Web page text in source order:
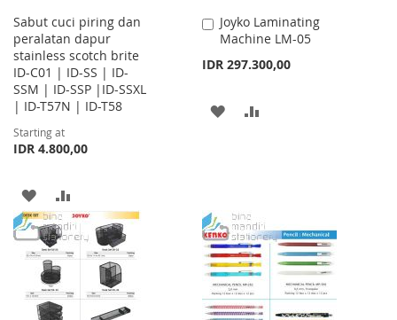
Sabut cuci piring dan
peralatan dapur
stainless scotch brite
ID-C01 | ID-SS | ID-
SSM | ID-SSP |ID-SSXL
| ID-T57N | ID-T58
Starting at
IDR 4.800,00
ADD
TO
WISH
LIST
TO
COMPARE
Joyko Laminating
Machine LM-05
IDR 297.300,00
Add
to
ADD